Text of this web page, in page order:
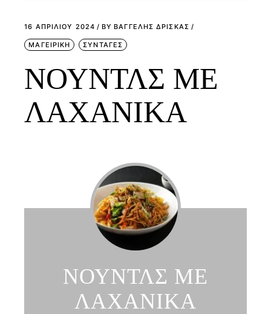
16 ΑΠΡΙΛΊΟΥ 2024 BY ΒΑΓΓΕΛΗΣ ΔΡΙΣΚΑΣ
ΜΑΓΕΙΡΙΚΗ ΣΥΝΤΑΓΕΣ
ΝΟΥΝΤΛΣ ΜΕ
ΛΑΧΑΝΙΚΑ
ΝΟΥΝΤΛΣ ΜΕ
ΛΑΧΑΝΙΚΑ